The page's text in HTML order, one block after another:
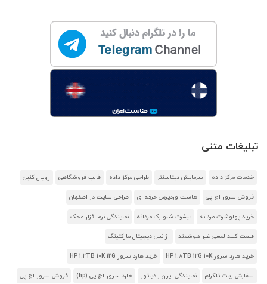
تبلیغات متنی
خدمات مرکز داده سرمایش دیتاسنتر طراحی مرکز داده قالب فروشگاهی رویال کنین
فروش سرور اچ پی هاست وردپرس حرفه ای طراحی سایت در اصفهان
خرید پولوشرت مردانه تیشرت شلوارک مردانه نمایندگی نرم افزار محک
قیمت کلید لمسی غیر هوشمند آژانس دیجیتال مارکتینگ
خرید هارد سرور HP 1.8TB 12G 10K خرید هارد سرور HP 1.2TB 10K 12G
سفارش ربات تلگرام نمایندگی ایران رادیاتور هارد سرور اچ پی (hp) فروش سرور اچ پی